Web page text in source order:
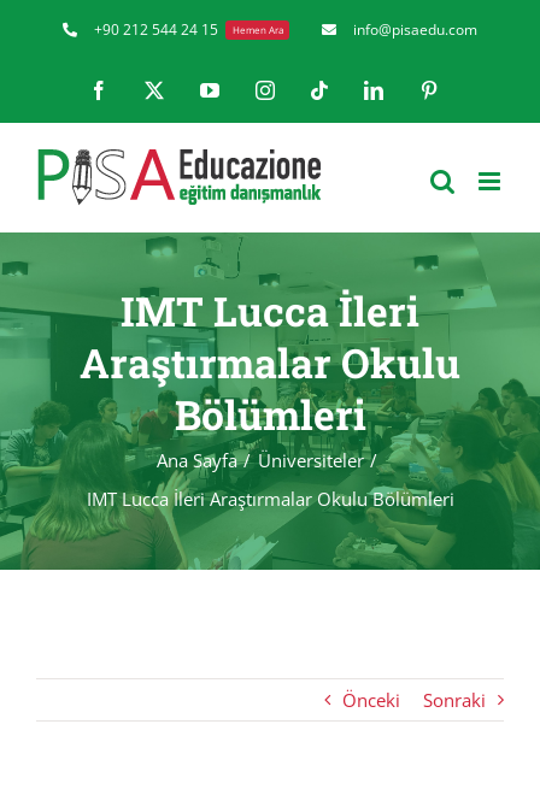
+90 212 544 24 15 Hemen Ara info@pisaedu.com
Facebook YouTubeInstagramTiktok LinkedIn
IMT Lucca İleri
Araştırmalar Okulu
Bölümleri
Ana Sayfa
Üniversiteler
IMT Lucca İleri Araştırmalar Okulu Bölümleri
Önceki Sonraki